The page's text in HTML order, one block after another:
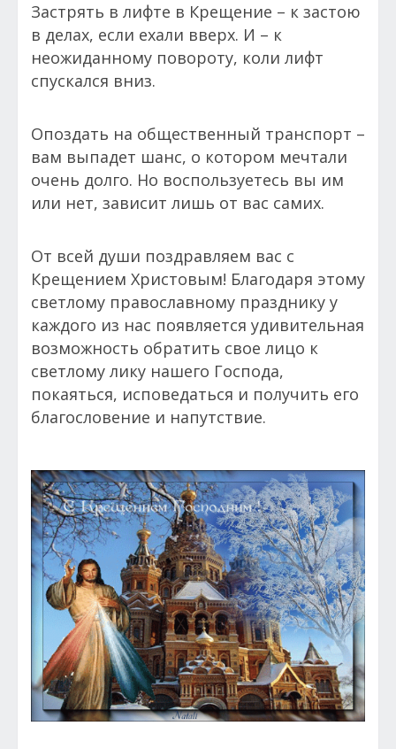
Застрять в лифте в Крещение – к застою
в делах, если ехали вверх. И – к
неожиданному повороту, коли лифт
спускался вниз.
Опоздать на общественный транспорт –
вам выпадет шанс, о котором мечтали
очень долго. Но воспользуетесь вы им
или нет, зависит лишь от вас самих.
От всей души поздравляем вас с
Крещением Христовым! Благодаря этому
светлому православному празднику у
каждого из нас появляется удивительная
возможность обратить свое лицо к
светлому лику нашего Господа,
покаяться, исповедаться и получить его
благословение и напутствие.